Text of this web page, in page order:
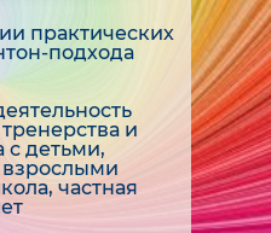
практических
подхода
и
с детьми,
частная